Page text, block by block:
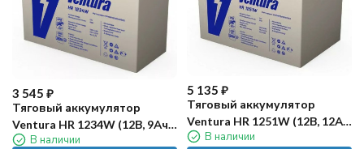
3 545 ₽
Тяговый аккумулятор
Ventura HR 1234W (12В, 9Ач,
AGM)В наличии
5 135 ₽
Тяговый аккумулятор
Ventura HR 1251W (12В, 12Ач,
AGM)В наличии